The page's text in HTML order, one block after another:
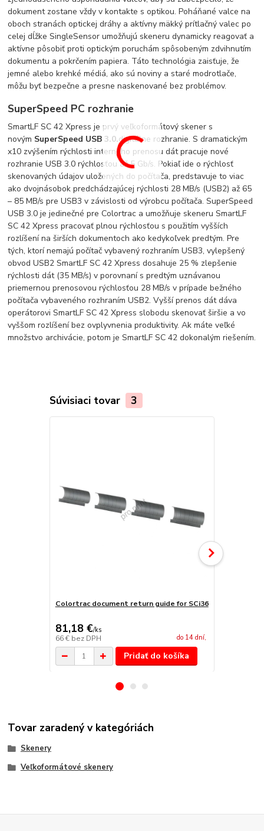
dokument zostane vždy v kontakte s optikou. Poháňané valce na
oboch stranách optickej dráhy a aktívny mäkký prítlačný valec po
celej dĺžke SingleSensor umožňujú skeneru dynamicky reagovať a
aktívne pôsobiť proti optickým poruchám spôsobeným zdvihnutím
dokumentu a pokrčením papiera. Táto technológia zaisťuje, že
jemné alebo krehké médiá, ako sú noviny a staré modrotlače,
môžu byť bezpečne a presne naskenované bez problémov.
SuperSpeed ​​PC rozhranie
SmartLF SC 42 Xpress je prvý veľkoformátový skener s
novým SuperSpeed ​​USB 3.0.digitálne rozhranie. S dramatickým
x10 zvýšením rýchlosti interného prenosu dát pracuje nové
rozhranie USB 3.0 rýchlosťou až 5 Gb/s. Pokiaľ ide o rýchlosť
skenovaných údajov uložených do počítača, predstavuje to viac
ako dvojnásobok predchádzajúcej rýchlosti 28 MB/s (USB2) až 65
– 85 MB/s pre USB3 v závislosti od výrobcu počítača. SuperSpeed ​​
USB 3.0 je jedinečné pre Colortrac a umožňuje skeneru SmartLF
SC 42 Xpress pracovať plnou rýchlosťou s použitím vyšších
rozlíšení na širších dokumentoch ako kedykoľvek predtým. Pre
tých, ktorí nemajú počítač vybavený rozhraním USB3, vylepšený
obvod USB2 SmartLF SC 42 Xpress dosahuje 25 % zlepšenie
rýchlosti dát (35 MB/s) v porovnaní s predtým uznávanou
priemernou prenosovou rýchlosťou 28 MB/s v prípade bežného
počítača vybaveného rozhraním USB2. Vyšší prenos dát dáva
operátorovi SmartLF SC 42 Xpress slobodu skenovať širšie a vo
vyššom rozlíšení bez ovplyvnenia produktivity. Ak máte veľké
množstvo archivácie, potom je SmartLF SC 42 dokonalým riešením.
Súvisiaci tovar 3
Colortrac document return guide for SCi36
81,18 €/ks
66 € bez DPH do 14 dní,
Pridať do košíka
Tovar zaradený v kategóriách
Skenery
Veľkoformátové skenery